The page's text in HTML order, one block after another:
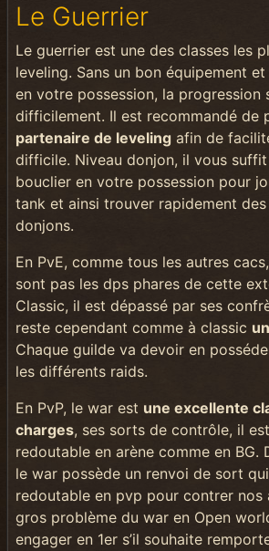
Le Guerrier
Le guerrier est une des classes les
leveling. Sans un bon équipement
en votre possession, la progression
difficilement. Il est recommandé de
partenaire de leveling afin de
difficile. Niveau donjon, il vous
bouclier en votre possession pour
tank et ainsi trouver rapidement
donjons.
En PvE, comme tous les autres
sont pas les dps phares de cette
Classic, il est dépassé par ses
reste cependant comme à classic
Chaque guilde va devoir en
les différents raids.
En PvP, le war est une excellente
charges, ses sorts de contrôle, il
redoutable en arène comme en BG.
le war possède un renvoi de sort
redoutable en pvp pour contrer nos
gros problème du war en Open
engager en 1er s’il souhaite